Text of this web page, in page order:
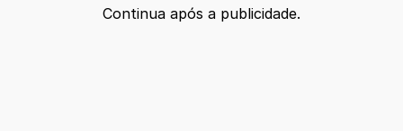
Continua após a publicidade.